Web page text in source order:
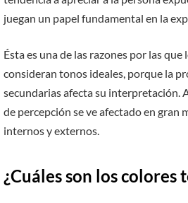
juegan un papel fundamental en la
Ésta es una de las razones por las
consideran tonos ideales, porque la
secundarias afecta su interpretación.
de percepción se ve afectado en gran
internos y externos.
¿Cuáles son los colores